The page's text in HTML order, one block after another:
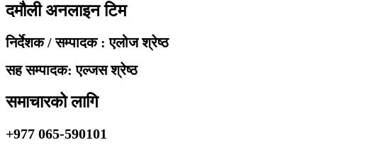
दमौली अनलाइन टिम
निर्देशक / सम्पादक : एलोज श्रेष्ठ
सह सम्पादक: एल्जस श्रेष्ठ
समाचारको लागि
+977 065-590101